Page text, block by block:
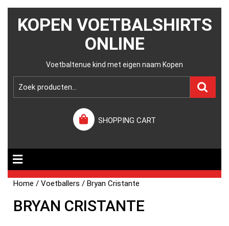
KOPEN VOETBALSHIRTS
ONLINE
Voetbaltenue kind met eigen naam Kopen
SHOPPING CART
Home /Voetballers / Bryan Cristante
BRYAN CRISTANTE